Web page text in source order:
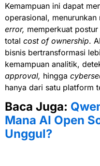
Kemampuan ini dapat
operasional, menurunkan
error, memperkuat
total cost of ownership.
bisnis bertransformasi
kemampuan analitik,
approval, hingga
hanya dari satu platform
Baca Juga:
Mana AI Open
Unggul?